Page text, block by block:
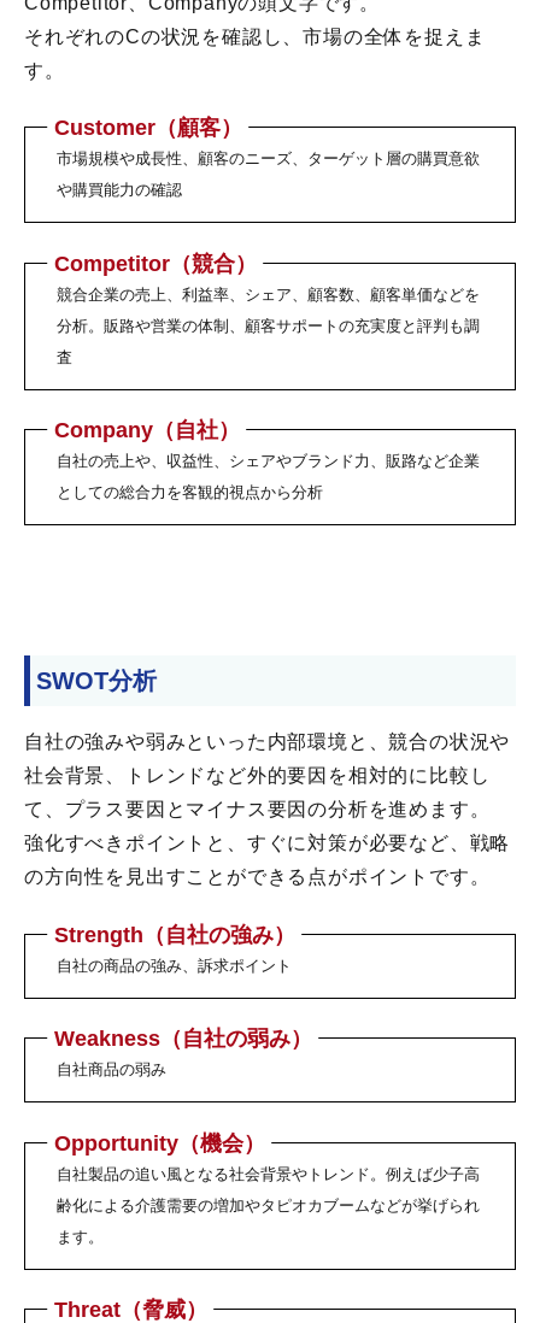
それぞれのCの状況を確認し、市場の全体を捉えま
す。
Customer（顧客）
市場規模や成長性、顧客のニーズ、ターゲット層の購買意欲
や購買能力の確認
Competitor（競合）
競合企業の売上、利益率、シェア、顧客数、顧客単価などを
分析。販路や営業の体制、顧客サポートの充実度と評判も調
査
Company（自社）
自社の売上や、収益性、シェアやブランド力、販路など企業
としての総合力を客観的視点から分析
SWOT分析
自社の強みや弱みといった内部環境と、競合の状況や
社会背景、トレンドなど外的要因を相対的に比較し
て、プラス要因とマイナス要因の分析を進めます。
強化すべきポイントと、すぐに対策が必要など、戦略
の方向性を見出すことができる点がポイントです。
Strength（自社の強み）
自社の商品の強み、訴求ポイント
Weakness（自社の弱み）
自社商品の弱み
Opportunity（機会）
自社製品の追い風となる社会背景やトレンド。例えば少子高
齢化による介護需要の増加やタピオカブームなどが挙げられ
ます。
Threat（脅威）